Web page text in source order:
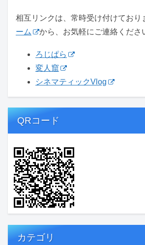
相互リンクは、常時受け付けており
ーム
から、お気軽にご連絡くださ
ろじぱら
変人窟
シネマティックVlog
QRコード
カテゴリ